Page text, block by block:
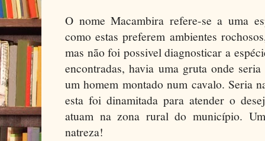
O nome Macambira refere-se a uma
como estas preferem ambientes
mas não foi possivel diagnosticar a
encontradas, havia uma gruta onde
um homem montado num cavalo. Seria
esta foi dinamitada para atender o
atuam na zona rural do município.
natreza!